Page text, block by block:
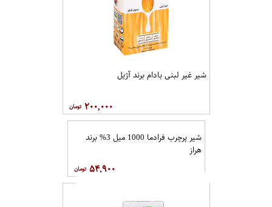
شیر غیر لبنی بادام برند آژیل
۲۰۰,۰۰۰
شیر پرچرب فرادما 1000 میل 3% برند
هراز
۵۴,۹۰۰